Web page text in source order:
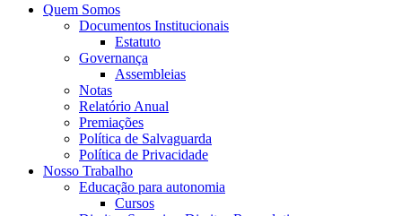
Quem Somos
Documentos Institucionais
Estatuto
Governança
Assembleias
Notas
Relatório Anual
Premiações
Política de Salvaguarda
Política de Privacidade
Nosso Trabalho
Educação para autonomia
Cursos